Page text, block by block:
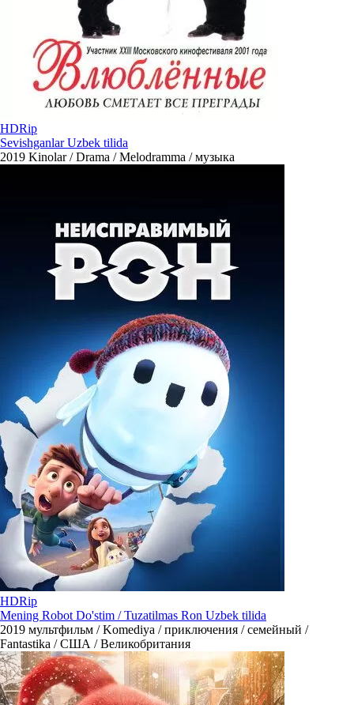
HDRip
Sevishganlar Uzbek tilida
2019 Kinolar / Drama / Melodramma / музыка
HDRip
Mening Robot Do'stim / Tuzatilmas Ron Uzbek tilida
2019 мультфильм / Komediya / приключения / семейный /
Fantastika / США / Великобритания